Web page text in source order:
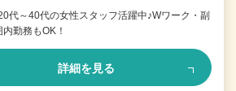
代～40代の女性スタッフ活躍中♪Wワーク・副
勤務もOK！
詳細を見る